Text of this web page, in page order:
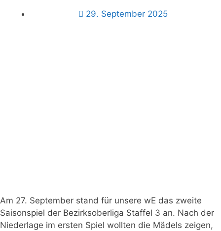
29. September 2025
Am 27. September stand für unsere wE das zweite
Saisonspiel der Bezirksoberliga Staffel 3 an. Nach der
Niederlage im ersten Spiel wollten die Mädels zeigen,